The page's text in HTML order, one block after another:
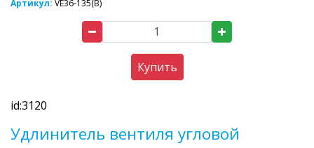
Артикул: VE36-135(B)
Купить
id:3120
Удлинитель вентиля угловой